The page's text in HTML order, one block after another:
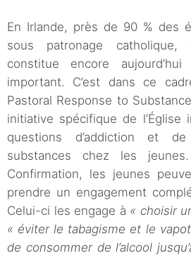
En Irlande, près de 90 % des
sous patronage
constitue encore
important. C’est dans ce
Pastoral Response to
initiative spécifique de l’Église
questions d’addiction et
substances chez les
Confirmation, les jeunes
prendre un engagement
Celui-ci les engage à « choisir
« éviter le tabagisme et le
de consommer de l’alcool